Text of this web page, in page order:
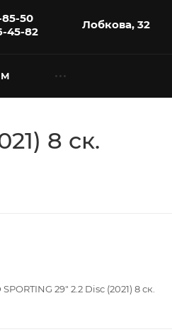
85-50
45-82
Лобкова, 32
8 ск.
29" 2.2 Disc (2021) 8 ск.